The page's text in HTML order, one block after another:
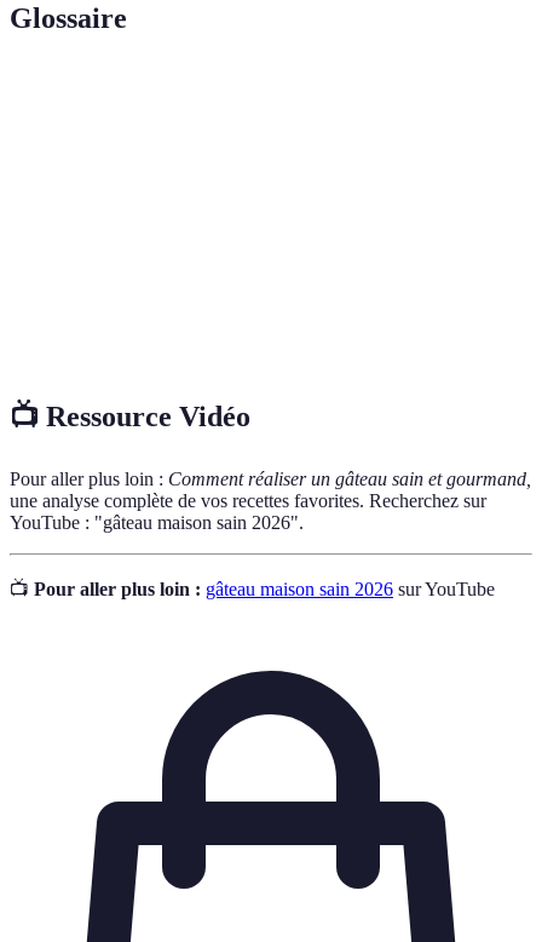
Glossaire
📺 Ressource Vidéo
Pour aller plus loin : Comment réaliser un gâteau sain et gourmand,
une analyse complète de vos recettes favorites. Recherchez sur
YouTube : "gâteau maison sain 2026".
📺 Pour aller plus loin : gâteau maison sain 2026 sur YouTube